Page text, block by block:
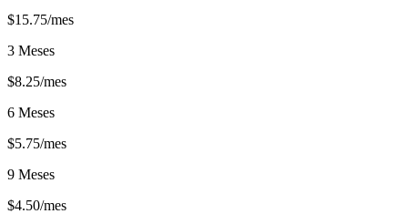
$15.75/mes
3 Meses
$8.25/mes
6 Meses
$5.75/mes
9 Meses
$4.50/mes